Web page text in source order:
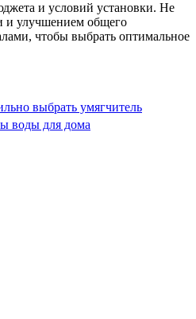
и условий установки. Не
и улучшением общего
чтобы выбрать оптимальное
выбрать умягчитель
воды для дома